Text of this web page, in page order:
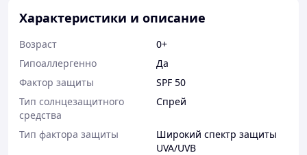
Характеристики и описание
Возраст
0+
Гипоаллергенно
Да
Фактор защиты
SPF 50
Тип солнцезащитного
средства
Спрей
Тип фактора защиты
Широкий спектр защиты
UVA/UVB